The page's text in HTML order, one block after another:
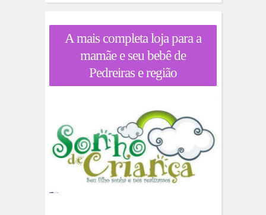
A mais completa loja para a
mamãe e seu bebê de
Pedreiras e região